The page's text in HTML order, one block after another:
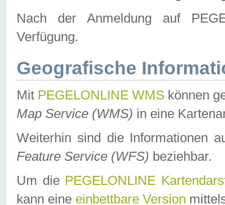
Nach der Anmeldung auf
Verfügung.
Geografische
Mit PEGELONLINE WMS können
Map Service (WMS) in eine
Weiterhin sind die Informationen
Feature Service (WFS) beziehbar.
Um die PEGELONLINE
kann eine einbettbare Version